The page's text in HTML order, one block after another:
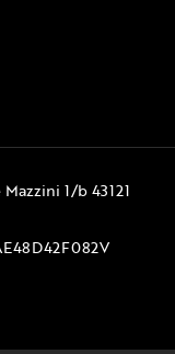
1/b 43121